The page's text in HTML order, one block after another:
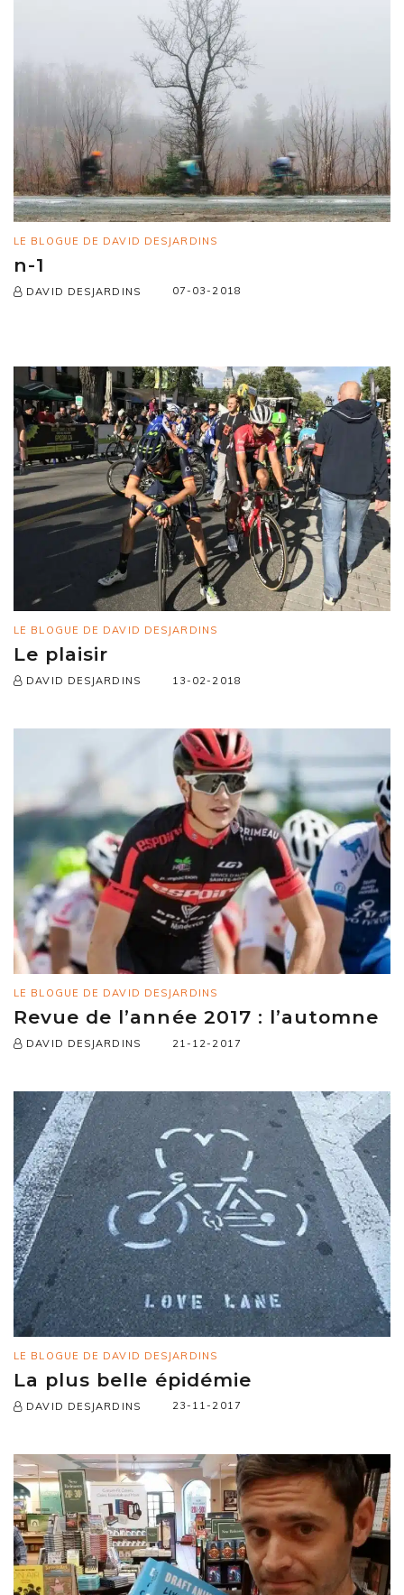
LE BLOGUE DE DAVID DESJARDINS
n-1
DAVID DESJARDINS 07-03-2018
LE BLOGUE DE DAVID DESJARDINS
Le plaisir
DAVID DESJARDINS 13-02-2018
LE BLOGUE DE DAVID DESJARDINS
Revue de l’année 2017 : l’automne
DAVID DESJARDINS 21-12-2017
LE BLOGUE DE DAVID DESJARDINS
La plus belle épidémie
DAVID DESJARDINS 23-11-2017